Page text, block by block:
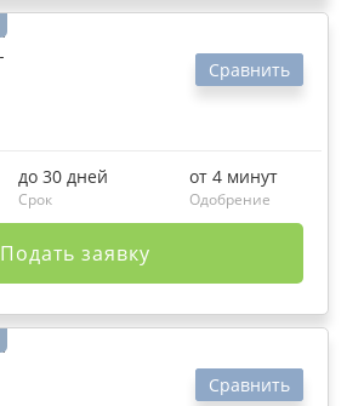
Сравнить
до 30 дней
Срок
от 4 минут
Одобрение
Подать заявку
Сравнить